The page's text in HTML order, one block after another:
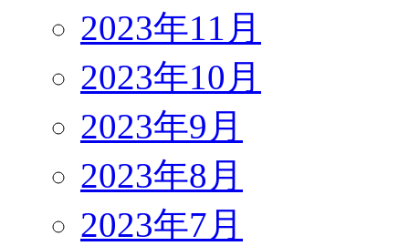
2023年11月
2023年10月
2023年9月
2023年8月
2023年7月